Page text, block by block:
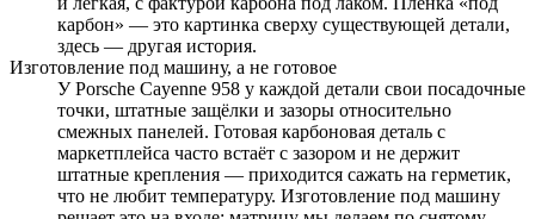
карбон» — это картинка сверху существующей детали,
здесь — другая история.
Изготовление под машину, а не готовое
У Porsche Cayenne 958 у каждой детали свои посадочные
точки, штатные защёлки и зазоры относительно
смежных панелей. Готовая карбоновая деталь с
маркетплейса часто встаёт с зазором и не держит
штатные крепления — приходится сажать на герметик,
что не любит температуру. Изготовление под машину